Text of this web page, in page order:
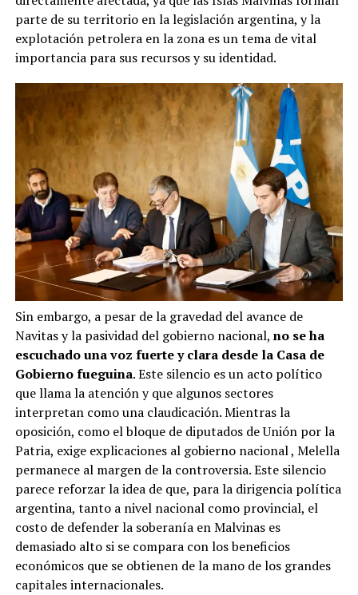
parte de su territorio en la legislación argentina, y la
explotación petrolera en la zona es un tema de vital
importancia para sus recursos y su identidad.
Sin embargo, a pesar de la gravedad del avance de
Navitas y la pasividad del gobierno nacional, no se ha
escuchado una voz fuerte y clara desde la Casa de
Gobierno fueguina. Este silencio es un acto político
que llama la atención y que algunos sectores
interpretan como una claudicación. Mientras la
oposición, como el bloque de diputados de Unión por la
Patria, exige explicaciones al gobierno nacional, Melella
permanece al margen de la controversia. Este silencio
parece reforzar la idea de que, para la dirigencia política
argentina, tanto a nivel nacional como provincial, el
costo de defender la soberanía en Malvinas es
demasiado alto si se compara con los beneficios
económicos que se obtienen de la mano de los grandes
capitales internacionales.